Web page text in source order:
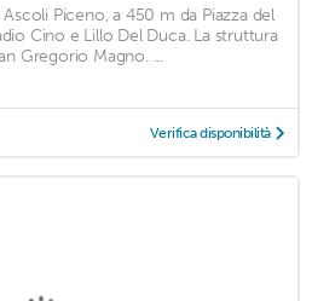
Piceno, a 450 m da Piazza del
Cino e Lillo Del Duca. La struttura
Gregorio Magno. ...
Verifica disponibilità